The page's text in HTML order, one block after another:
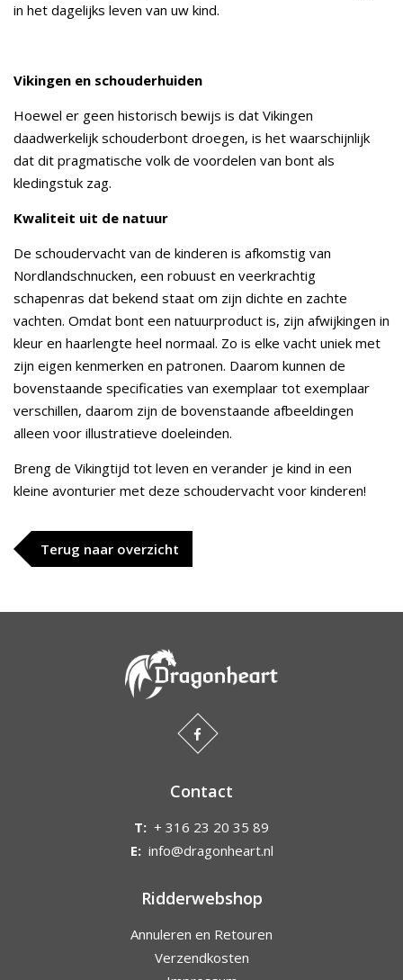
in het dagelijks leven van uw kind.
Vikingen en schouderhuiden
Hoewel er geen historisch bewijs is dat Vikingen
daadwerkelijk schouderbont droegen, is het waarschijnlijk
dat dit pragmatische volk de voordelen van bont als
kledingstuk zag.
Kwaliteit uit de natuur
De schoudervacht van de kinderen is afkomstig van
Nordlandschnucken, een robuust en veerkrachtig
schapenras dat bekend staat om zijn dichte en zachte
vachten. Omdat bont een natuurproduct is, zijn afwijkingen in
kleur en haarlengte heel normaal. Zo is elke vacht uniek met
zijn eigen kenmerken en patronen. Daarom kunnen de
bovenstaande specificaties van exemplaar tot exemplaar
verschillen, daarom zijn de bovenstaande afbeeldingen
alleen voor illustratieve doeleinden.
Breng de Vikingtijd tot leven en verander je kind in een
kleine avonturier met deze schoudervacht voor kinderen!
Terug naar overzicht
Contact
T: + 316 23 20 35 89
E: info@dragonheart.nl
Ridderwebshop
Annuleren en Retouren
Verzendkosten